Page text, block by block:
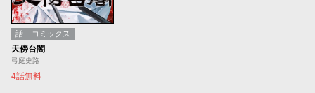
話 コミックス
天傍台閣
弓庭史路
4話無料